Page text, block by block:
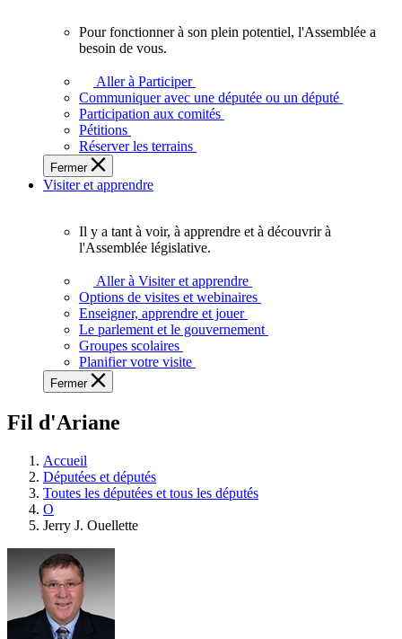
plein
potentiel,
l'Assemblée
a
besoin
de
Pour fonctionner à son plein potentiel, l'Assemblée a
besoin de vous.
Aller à Participer
Communiquer avec une députée ou un député
Participation aux comités
Pétitions
Réserver les terrains
Fermer
Visiter et apprendre
voir,
apprendre
et
à
à
législative.
Il y a tant à voir, à apprendre et à découvrir à
l'Assemblée législative.
Aller à Visiter et apprendre
Options de visites et webinaires
Enseigner, apprendre et jouer
Le parlement et le gouvernement
Groupes scolaires
Planifier votre visite
Fermer
Fil d'Ariane
Accueil
Députées et députés
Toutes les députées et tous les députés
O
Jerry J. Ouellette